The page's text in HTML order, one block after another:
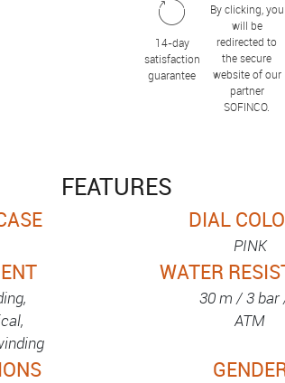
14-day
satisfaction
guarantee
By clicking, you
will be
redirected to
the secure
website of our
partner
SOFINCO.
FEATURES
DIAL
PINK
WATER
30 m / 3 bar
ATM